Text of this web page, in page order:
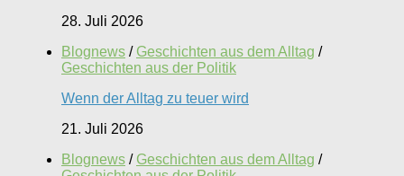
28. Juli 2026
Blognews / Geschichten aus dem Alltag /
Geschichten aus der Politik
Wenn der Alltag zu teuer wird
21. Juli 2026
Blognews / Geschichten aus dem Alltag /